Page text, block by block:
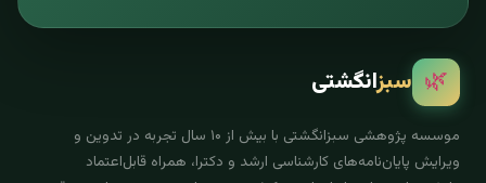
🌿 سبزانگشتی
موسسه پژوهشی سبزانگشتی با بیش از ۱۰ سال تجربه در تدوین و
ویرایش پایان‌نامه‌های کارشناسی ارشد و دکترا، همراه قابل‌اعتماد